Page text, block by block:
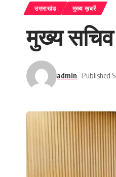
उत्तराखंड मुख्य ख़बरें
मुख्य सचिव
admin Published